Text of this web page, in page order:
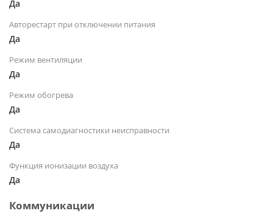
Да
Авторестарт при отключении питания
Да
Режим вентиляции
Да
Режим обогрева
Да
Система самодиагностики неисправности
Да
Функция ионизации воздуха
Да
Коммуникации